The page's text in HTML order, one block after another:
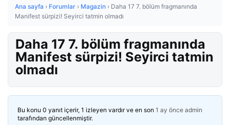
Ana sayfa › Forumlar › Magazin › Daha 17 7. bölüm fragmanında
Manifest sürpizi! Seyirci tatmin olmadı
Daha 17 7. bölüm fragmanında
Manifest sürpizi! Seyirci tatmin
olmadı
Bu konu 0 yanıt içerir, 1 izleyen vardır ve en son 1 ay önce admin
tarafından güncellenmiştir.